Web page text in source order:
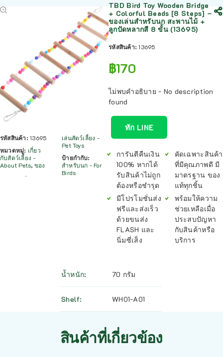
รหัสสินค้า:13695
หมวดหมู่: เกี่ยว
กับสัตว์เลี้ยง -
About Pets, ของ
เล่นสัตว์เลี้ยง -
Pet Toys
ป้ายกำกับ:
สำหรับนก - For
Birds
TBD Bird Toy Wooden Bridge
+ Colorful Beads [8 Steps] –
ของเล่นสำหรับนก สะพานไม้ +
ลูกปัดหลากสี 8 ขั้น (13695)
รหัสสินค้า:13695
฿170
ไม่พบคำอธิบาย - No description
found
ทัก LINE
การันตีคืนเงิน
100% หากได้
รับสินค้าไม่ถูก
ต้องหรือชำรุด
มีโปรโมชั่นส่ง
ฟรีและส่งเร็ว
ด้วยขนส่ง
FLASH และ
นิ่มซี่เส็ง
คัดเฉพาะสินค้า
ที่มีคุณภาพดี มี
มาตรฐาน ของ
แท้ทุกชิ้น
พร้อมให้ความ
ช่วยเหลือเมื่อ
ประสบปัญหา
กับสินค้าหรือ
บริการ
น้ำหนัก 70 กรัม
Shelf WH01-A01
สินค้าที่เกี่ยวข้อง